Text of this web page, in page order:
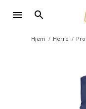
Hjem Herre